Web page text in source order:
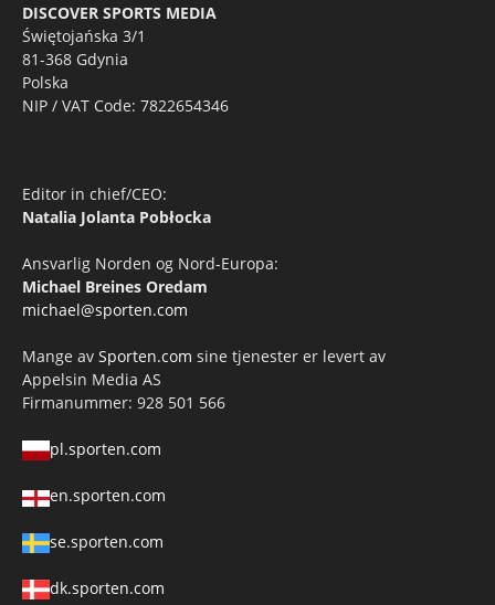
DISCOVER SPORTS MEDIA
Świętojańska 3/1
81-368 Gdynia
Polska
NIP / VAT Code: 7822654346
Editor in chief/CEO:
Natalia Jolanta Pobłocka
Ansvarlig Norden og Nord-Europa:
Michael Breines Oredam
michael@sporten.com
Mange av Sporten.com sine tjenester er levert av
Appelsin Media AS
Firmanummer: 928 501 566
pl.sporten.com
en.sporten.com
se.sporten.com
dk.sporten.com